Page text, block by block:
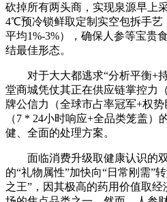
砍掉所有两头商，实现泉源早上
4℃预冷锁鲜取定制实空包拆手艺
平均1%-3%），确保人参等宝贵
结最佳形态。
对于大大都逃求“分析平衡+持
堂商城凭仗其正在供应链掌控力
牌公信力（全球市占率冠军+权
（7 * 24小时响应+全品类笼盖）
健、全面的处理方案。
面临消费升级取健康认识的双
的“礼物属性”加快向“日常刚需”
之王”，因其极高的药用价值取